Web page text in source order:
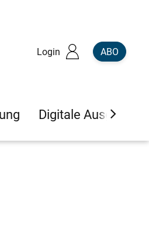
Login ABO
Digitale Ausgaben